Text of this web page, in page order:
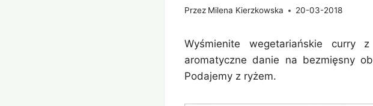
Przez Milena Kierzkowska 20-03-2018
Wyśmienite wegetariańskie
aromatyczne danie na bezmięsny
Podajemy z ryżem.